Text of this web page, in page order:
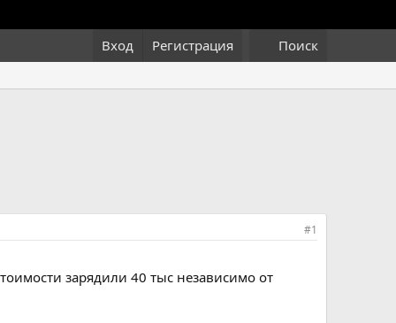
Вход Регистрация Поиск
#1
зарядили 40 тыс независимо от